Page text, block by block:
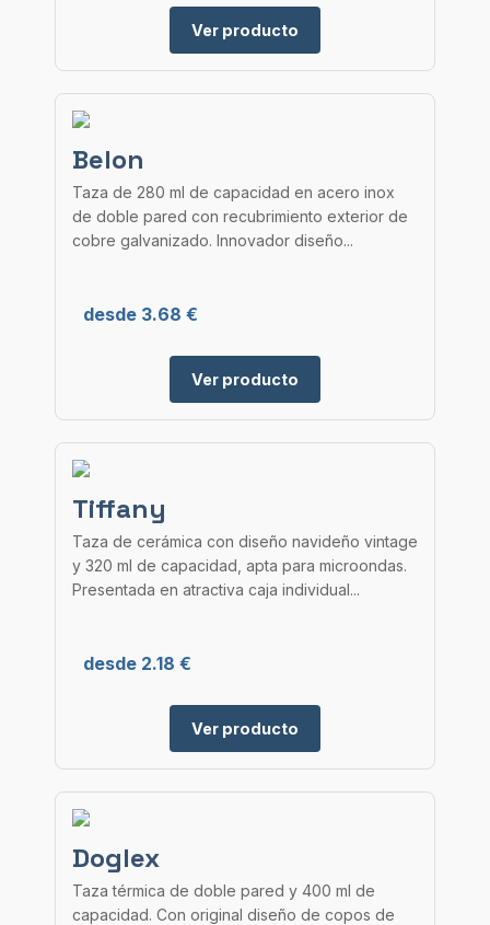
Ver producto
Belon
Taza de 280 ml de capacidad en acero inox
de doble pared con recubrimiento exterior de
cobre galvanizado. Innovador diseño...
desde 3.68 €
Ver producto
Tiffany
Taza de cerámica con diseño navideño vintage
y 320 ml de capacidad, apta para microondas.
Presentada en atractiva caja individual...
desde 2.18 €
Ver producto
Doglex
Taza térmica de doble pared y 400 ml de
capacidad. Con original diseño de copos de